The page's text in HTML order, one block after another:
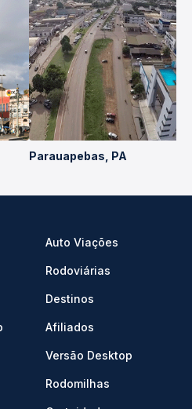
Parauapebas, PA
Auto Viações
Rodoviárias
Destinos
Afiliados
Versão Desktop
Rodomilhas